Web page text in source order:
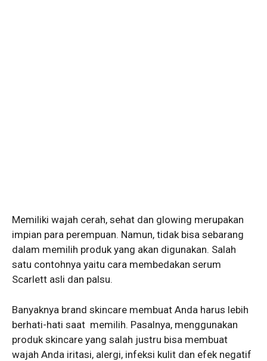
Memiliki wajah cerah, sehat dan glowing merupakan
impian para perempuan. Namun, tidak bisa sebarang
dalam memilih produk yang akan digunakan. Salah
satu contohnya yaitu cara membedakan serum
Scarlett asli dan palsu.
Banyaknya brand skincare membuat Anda harus lebih
berhati-hati saat memilih. Pasalnya, menggunakan
produk skincare yang salah justru bisa membuat
wajah Anda iritasi, alergi, infeksi kulit dan efek negatif